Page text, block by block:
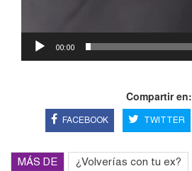
00:00
Compartir en:
FACEBOOK TWITTER
MÁS DE ¿Volverías con tu ex?